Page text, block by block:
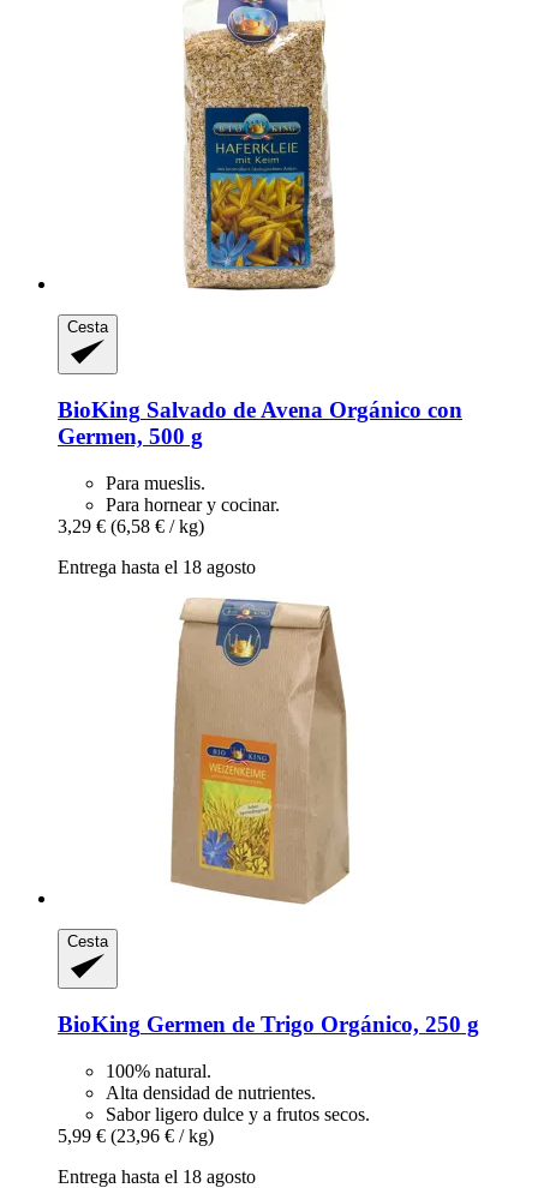
Cesta
BioKing Salvado de Avena Orgánico con
Germen, 500 g
Para mueslis.
Para hornear y cocinar.
3,29 € (6,58 € / kg)
Entrega hasta el 18 agosto
Cesta
BioKing Germen de Trigo Orgánico, 250 g
100% natural.
Alta densidad de nutrientes.
Sabor ligero dulce y a frutos secos.
5,99 € (23,96 € / kg)
Entrega hasta el 18 agosto